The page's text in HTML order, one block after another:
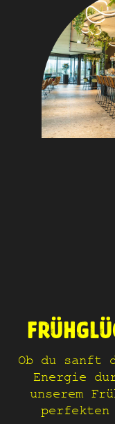
Ob du sanft
Energie
unserem